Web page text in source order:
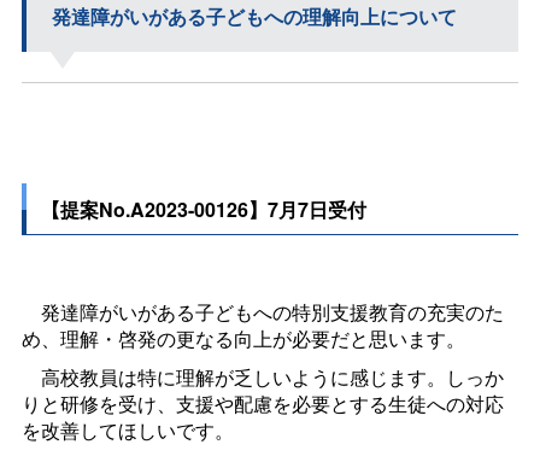
発達障がいがある子どもへの理解向上について
【提案No.A2023-00126】7月7日受付
発達障がいがある子どもへの特別支援教育の充実のた
め、理解・啓発の更なる向上が必要だと思います。
高校教員は特に理解が乏しいように感じます。しっか
りと研修を受け、支援や配慮を必要とする生徒への対応
を改善してほしいです。